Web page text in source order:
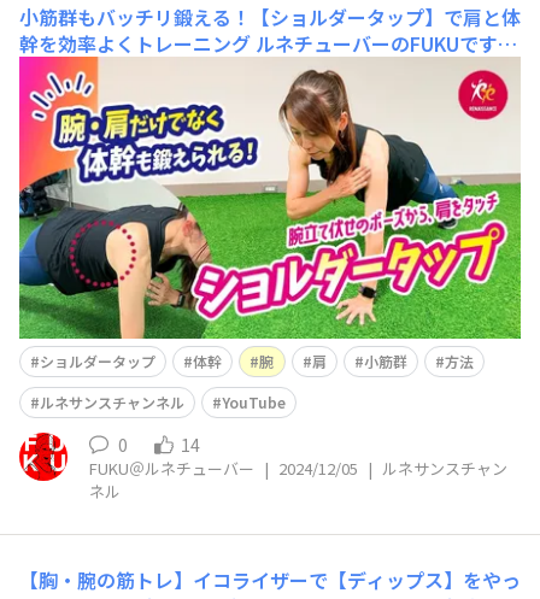
小筋群もバッチリ鍛える！【ショルダータップ】で肩と体
幹を効率よくトレーニング ルネチューバーのFUKUです！
ルネサンス公式YouTube「ルネサンスチャンネル」
を更新しました(^^)/ 今回は 小筋群もバッチリ鍛
える！【ショルダータップ】で肩と体幹を効率よくトレー
ニング という内容です。 これは短時間でめっちゃ効
きますよ( *´艸｀
ショルダータップ 体幹 腕 肩 小筋群
方法
ルネサンスチャンネル
YouTube
0 14
FUKU＠ルネチューバー | 2024/12/05 | ルネサンスチャン
ネル
【胸・腕の筋トレ】イコライザーで【ディップス】をやっ